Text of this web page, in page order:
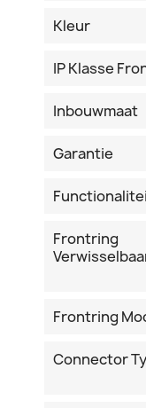
Kleur
IP Klasse
Inbouwmaat
Garantie
Frontring
Frontring
Connector